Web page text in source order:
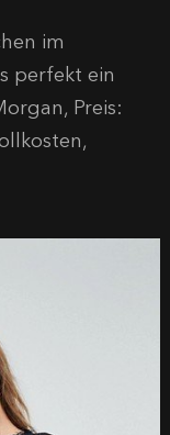
im
perfekt ein
Preis: